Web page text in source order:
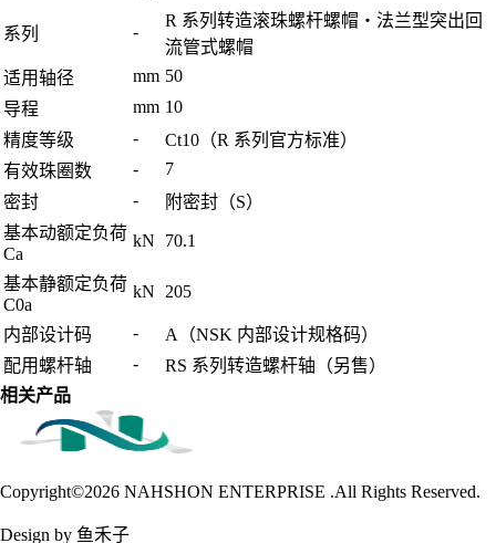
系列 -
R 系列转造滚珠螺杆螺帽・法兰型突出回
流管式螺帽
适用轴径
mm 50
导程
mm 10
精度等级
-
Ct10（R 系列官方标准）
有效珠圈数
-
7
密封
-
附密封（S）
基本动额定负荷
Ca
kN 70.1
基本静额定负荷
C0a
kN 205
内部设计码 -
A（NSK 内部设计规格码）
配用螺杆轴
-
RS 系列转造螺杆轴（另售）
相关产品
Copyright©2026 NAHSHON ENTERPRISE .All Rights Reserved.
Design by 鱼禾子